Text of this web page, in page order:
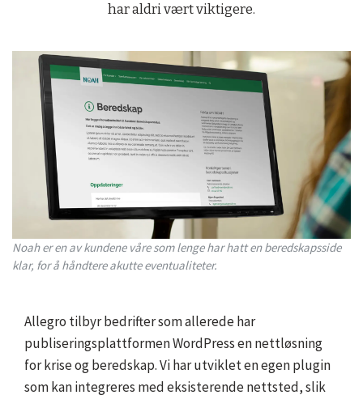
har aldri vært viktigere.
Noah er en av kundene våre som lenge har hatt en beredskapsside
klar, for å håndtere akutte eventualiteter.
Allegro tilbyr bedrifter som allerede har
publiseringsplattformen WordPress en nettløsning
for krise og beredskap. Vi har utviklet en egen plugin
som kan integreres med eksisterende nettsted, slik